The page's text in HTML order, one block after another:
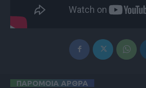
ΠΑΡΟΜΟΙΑ ΑΡΘΡΑ